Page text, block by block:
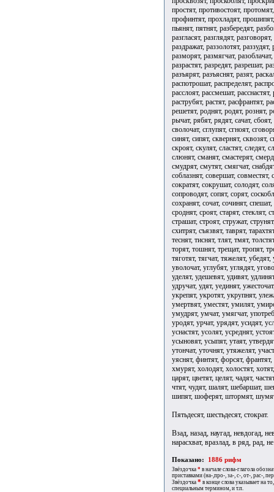
Пятьдесят, шестьдесят, стократ.
Взад, назад, наугад, невдогад,
нарасхват, вразлад, в ряд, рад,
Показано: 1886 рифм
Звёздочка * в начале слова-глагола
приставками (на-,про-, за-, с-, от-, рас-,
Звёздочка * в конце слова указывает на
специальным термином, и т.п.